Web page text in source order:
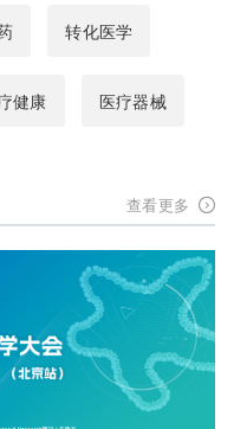
转化医学
健康 医疗器械
查看更多